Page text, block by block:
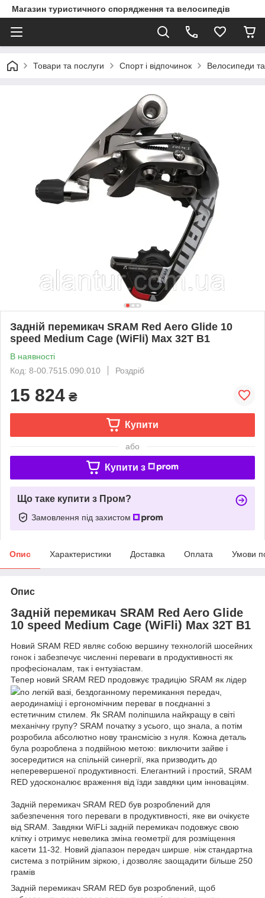
Магазин туристичного спорядження та велосипедів
Товари та послуги Спорт і відпочинок Велосипеди
Задній перемикач SRAM Red Aero Glide 10
speed Medium Cage (WiFli) Max 32T B1
В наявності
Код: 8-00.7515.090.010
Роздріб
15 824 ₴
Купити
або
Купити з
Що таке купити з Пром?
Замовлення під захистом
Опис Характеристики Доставка Оплата Умови
Опис
Задній перемикач SRAM Red Aero Glide
10 speed Medium Cage (WiFli) Max 32T B1
Новий SRAM RED являє собою вершину технологій шосейних
гонок і забезпечує численні переваги в продуктивності як
професіоналам, так і ентузіастам.
Тепер новий SRAM RED продовжує традицію SRAM як лідер
по легкій вазі, бездоганному перемикання передач,
аеродинаміці і ергономічним переваг в поєднанні з
естетичним стилем. Як SRAM поліпшила найкращу в світі
механічну групу? SRAM початку з усього, що знала, а потім
розробила абсолютно нову трансмісію з нуля. Кожна деталь
була розроблена з подвійною метою: виключити зайве і
зосередитися на спільній синергії, яка призводить до
неперевершеної продуктивності. Елегантний і простий, SRAM
RED удосконалює враження від їзди завдяки цим інноваціям.
Задній перемикач SRAM RED був розроблений для
забезпечення того переваги в продуктивності, яке ви очікуєте
від SRAM. Завдяки WiFLi задній перемикач подовжує свою
клітку і отримує невелика зміна геометрії для розміщення
касети 11-32. Новий діапазон передач ширше, ніж стандартна
система з потрійним зіркою, і дозволяє заощадити більше 250
грамів
Задній перемикач SRAM RED був розроблений, щоб